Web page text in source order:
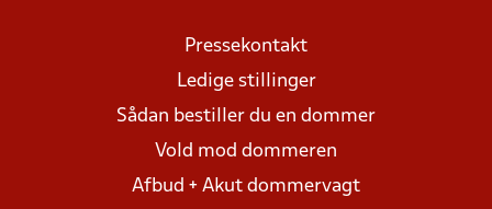
Pressekontakt
Ledige stillinger
Sådan bestiller du en dommer
Vold mod dommeren
Afbud + Akut dommervagt